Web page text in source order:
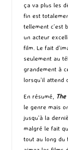
ça va plus les
fin est
tellement c’est
un acteur
film. Le fait
seulement au
grandement à
lorsqu’il attend
En résumé,
le genre mais
jusqu’à la
malgré le fait
tout au long du